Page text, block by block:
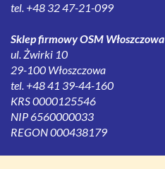
tel. +48 32 47-21-099
Sklep firmowy OSM Włoszczowa
ul. Żwirki 10
29-100 Włoszczowa
tel. +48 41 39-44-160
KRS 0000125546
NIP 6560000033
REGON 000438179